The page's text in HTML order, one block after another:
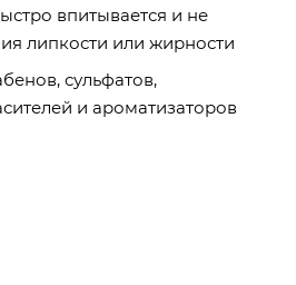
впитывается и не
липкости или жирности
сульфатов,
и ароматизаторов